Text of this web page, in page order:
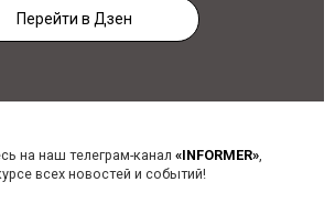
Перейти в Дзен
на наш телеграм-канал «INFORMER»,
всех новостей и событий!